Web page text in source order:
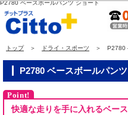
P2780 ベースボールパンツ ショート
トップ＞ ドライ・スポーツ ＞ P2780
P2780 ベースボールパン
快適な走りを手に入れるベー